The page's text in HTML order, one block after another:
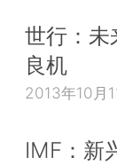
世行：未
良机
2013年10月
IMF：新